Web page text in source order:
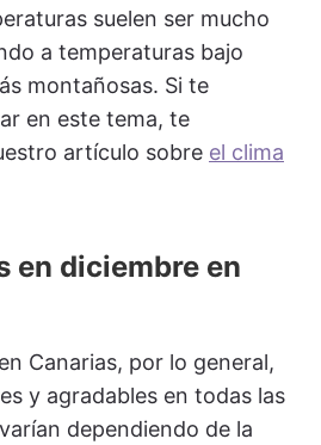
suelen ser mucho
a temperaturas bajo
montañosas. Si te
en este tema, te
artículo sobre el clima
en diciembre en
Canarias, por lo general,
y agradables en todas las
dependiendo de la